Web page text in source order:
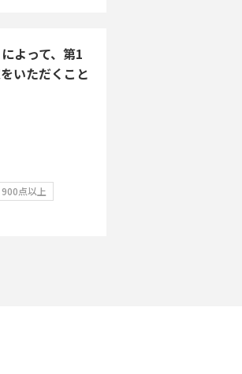
よって、第1
いただくこと
900点以上